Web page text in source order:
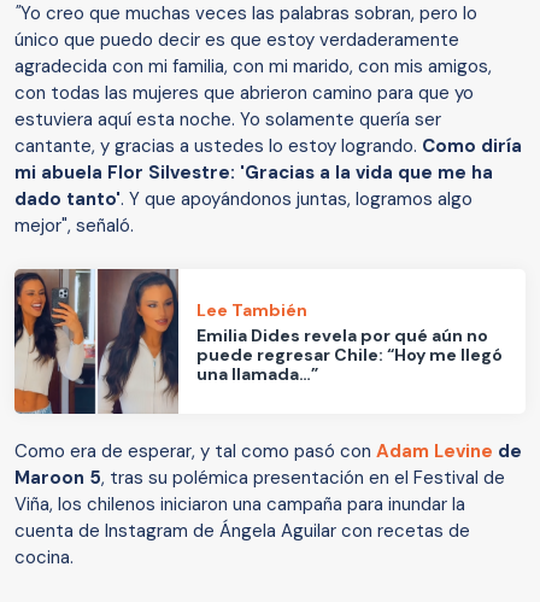
"Yo creo que muchas veces las palabras sobran, pero lo
único que puedo decir es que estoy verdaderamente
agradecida con mi familia, con mi marido, con mis amigos,
con todas las mujeres que abrieron camino para que yo
estuviera aquí esta noche. Yo solamente quería ser
cantante, y gracias a ustedes lo estoy logrando. Como diría
mi abuela Flor Silvestre: 'Gracias a la vida que me ha
dado tanto'. Y que apoyándonos juntas, logramos algo
mejor", señaló.
Lee También
Emilia Dides revela por qué aún no
puede regresar Chile: “Hoy me llegó
una llamada…”
Como era de esperar, y tal como pasó con Adam Levine de
Maroon 5, tras su polémica presentación en el Festival de
Viña, los chilenos iniciaron una campaña para inundar la
cuenta de Instagram de Ángela Aguilar con recetas de
cocina.